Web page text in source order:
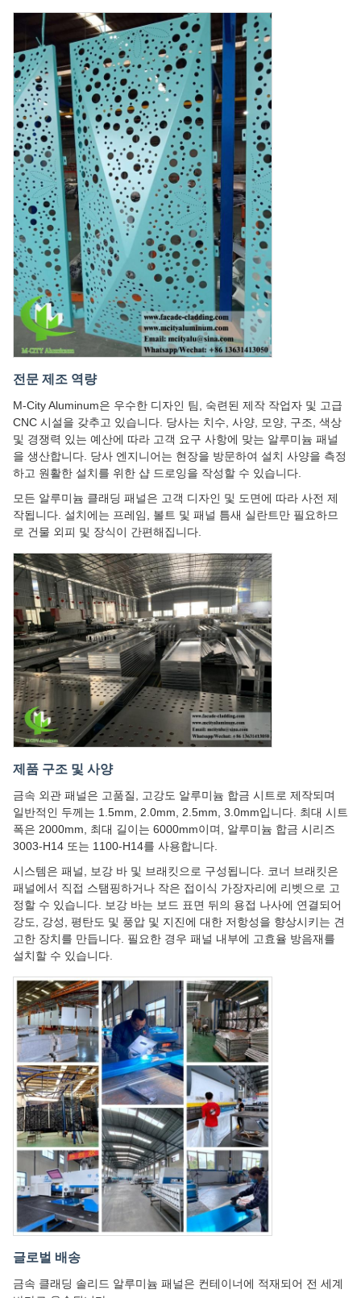
전문 제조 역량
M-City Aluminum은 우수한 디자인 팀, 숙련된 제작 작업자 및 고급
CNC 시설을 갖추고 있습니다. 당사는 치수, 사양, 모양, 구조, 색상
및 경쟁력 있는 예산에 따라 고객 요구 사항에 맞는 알루미늄 패널
을 생산합니다. 당사 엔지니어는 현장을 방문하여 설치 사양을 측정
하고 원활한 설치를 위한 샵 드로잉을 작성할 수 있습니다.
모든 알루미늄 클래딩 패널은 고객 디자인 및 도면에 따라 사전 제
작됩니다. 설치에는 프레임, 볼트 및 패널 틈새 실란트만 필요하므
로 건물 외피 및 장식이 간편해집니다.
제품 구조 및 사양
금속 외관 패널은 고품질, 고강도 알루미늄 합금 시트로 제작되며
일반적인 두께는 1.5mm, 2.0mm, 2.5mm, 3.0mm입니다. 최대 시트
폭은 2000mm, 최대 길이는 6000mm이며, 알루미늄 합금 시리즈
3003-H14 또는 1100-H14를 사용합니다.
시스템은 패널, 보강 바 및 브래킷으로 구성됩니다. 코너 브래킷은
패널에서 직접 스탬핑하거나 작은 접이식 가장자리에 리벳으로 고
정할 수 있습니다. 보강 바는 보드 표면 뒤의 용접 나사에 연결되어
강도, 강성, 평탄도 및 풍압 및 지진에 대한 저항성을 향상시키는 견
고한 장치를 만듭니다. 필요한 경우 패널 내부에 고효율 방음재를
설치할 수 있습니다.
글로벌 배송
금속 클래딩 솔리드 알루미늄 패널은 컨테이너에 적재되어 전 세계